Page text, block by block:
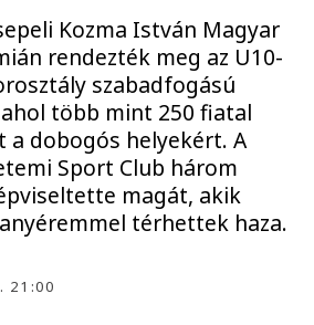
Kozma István Magyar
rendezték meg az U10-
szabadfogású
több mint 250 fiatal
a dobogós helyekért. A
Sport Club három
magát, akik
térhettek haza.
21:00